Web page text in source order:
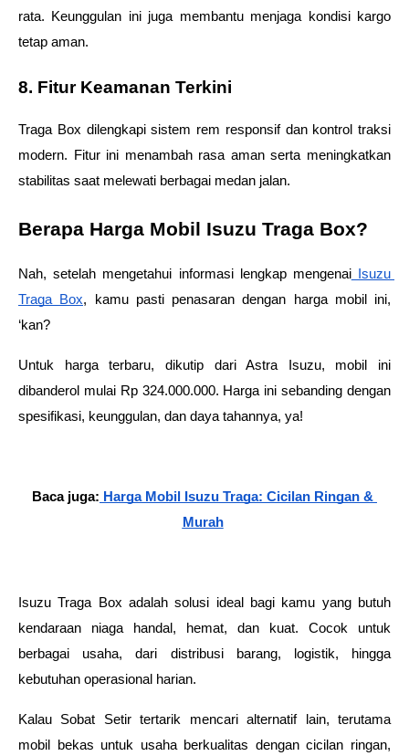
rata. Keunggulan ini juga membantu menjaga kondisi kargo
tetap aman.
8. Fitur Keamanan Terkini
Traga Box dilengkapi sistem rem responsif dan kontrol traksi
modern. Fitur ini menambah rasa aman serta meningkatkan
stabilitas saat melewati berbagai medan jalan.
Berapa Harga Mobil Isuzu Traga Box?
Nah, setelah mengetahui informasi lengkap mengenai Isuzu
Traga Box, kamu pasti penasaran dengan harga mobil ini,
‘kan?
Untuk harga terbaru, dikutip dari Astra Isuzu, mobil ini
dibanderol mulai Rp 324.000.000. Harga ini sebanding dengan
spesifikasi, keunggulan, dan daya tahannya, ya!
Baca juga: Harga Mobil Isuzu Traga: Cicilan Ringan &
Murah
Isuzu Traga Box adalah solusi ideal bagi kamu yang butuh
kendaraan niaga handal, hemat, dan kuat. Cocok untuk
berbagai usaha, dari distribusi barang, logistik, hingga
kebutuhan operasional harian.
Kalau Sobat Setir tertarik mencari alternatif lain, terutama
mobil bekas untuk usaha berkualitas dengan cicilan ringan,